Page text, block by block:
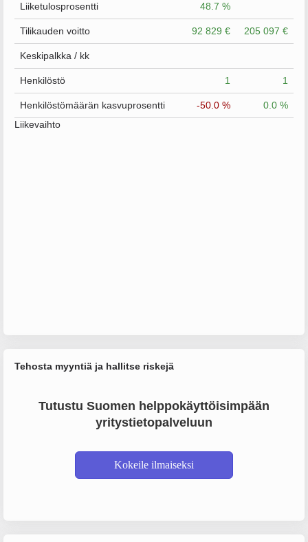
Liiketulosprosentti 48.7 %
Tilikauden voitto 92 829 € 205 097 €
Keskipalkka / kk
Henkilöstö 1 1
Henkilöstömäärän kasvuprosentti -50.0 %
0.0 %
Liikevaihto
Tehosta myyntiä ja hallitse riskejä
Tutustu Suomen helppokäyttöisimpään
yritystietopalveluun
Kokeile ilmaiseksi